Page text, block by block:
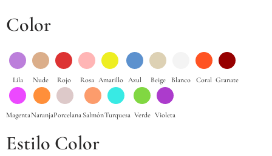
Color
Estilo Color